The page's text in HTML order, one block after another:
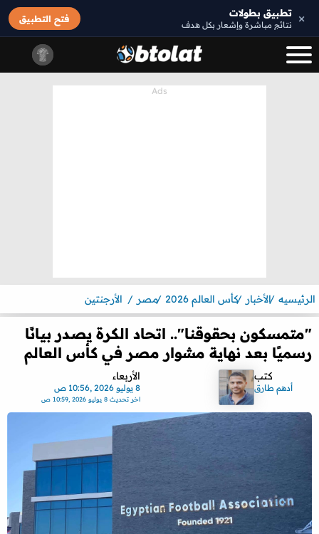
× تطبيق بطولات
نتائج مباشرة وإشعار بكل هدف
فتح التطبيق
الرئيسيه الأخبار كأس العالم 2026 مصر الأرجنتين
"متمسكون بحقوقنا".. اتحاد الكرة يصدر بيانًا
رسميًا بعد نهاية مشوار مصر في كأس العالم
كتب
أدهم طارق
الأربعاء
8 يوليو 2026 ,10:56 ص
اخر تحديث8 يوليو 2026 ,10:59 ص